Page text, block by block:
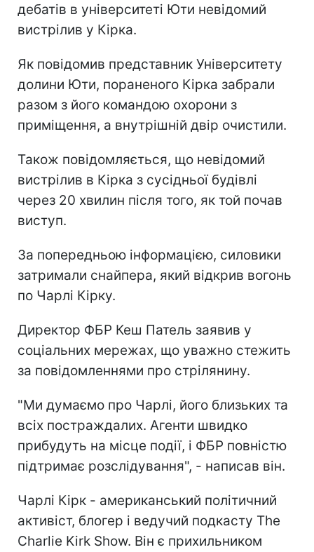
дебатів в університеті Юти невідомий
вистрілив у Кірка.
Як повідомив представник Університету
долини Юти, пораненого Кірка забрали
разом з його командою охорони з
приміщення, а внутрішній двір очистили.
Також повідомляється, що невідомий
вистрілив в Кірка з сусідньої будівлі
через 20 хвилин після того, як той почав
виступ.
За попередньою інформацією, силовики
затримали снайпера, який відкрив вогонь
по Чарлі Кірку.
Директор ФБР Кеш Патель заявив у
соціальних мережах, що уважно стежить
за повідомленнями про стрілянину.
"Ми думаємо про Чарлі, його близьких та
всіх постраждалих. Агенти швидко
прибудуть на місце події, і ФБР повністю
підтримає розслідування", - написав він.
Чарлі Кірк - американський політичний
активіст, блогер і ведучий подкасту The
Charlie Kirk Show. Він є прихильником